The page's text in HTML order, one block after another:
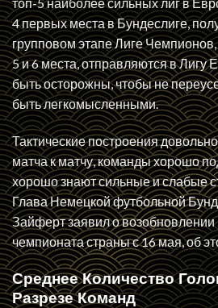
топ-5 наиболее сильных лиг в
4 первых места в Бундеслиге,
групповом этапе Лиге
5 и 6 места, отправляются в
быть осторожны, чтобы не
быть легкомысленными.
Тактические построения
матча к матчу, команды хорошо
хорошо знают сильные и слабые
Глава Немецкой футбольной
Зайферт заявил о
чемпионата страны с 16 мая, об
Среднее Количество
Разрезе Команд